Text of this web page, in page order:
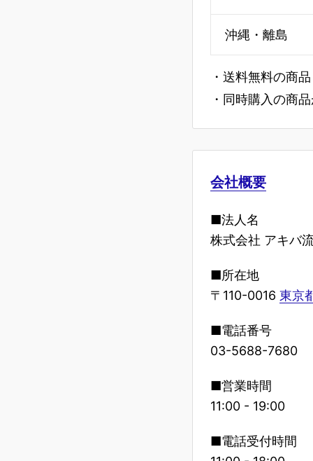
沖縄・離島
・送料無料の商
・同時購入の商
会社概要
■法人名
株式会社 アキバ
■所在地
〒110-0016 東京
■電話番号
03-5688-7680
■営業時間
11:00 - 19:00
■電話受付時間